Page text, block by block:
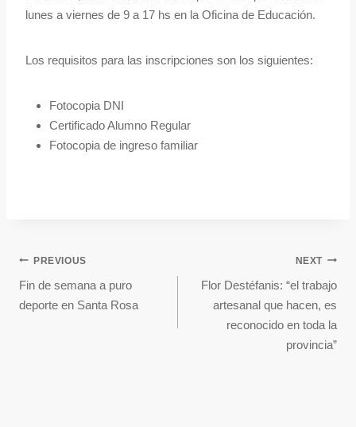
lunes a viernes de 9 a 17 hs en la Oficina de Educación.
Los requisitos para las inscripciones son los siguientes:
Fotocopia DNI
Certificado Alumno Regular
Fotocopia de ingreso familiar
PREVIOUS
Fin de semana a puro
deporte en Santa Rosa
NEXT
Flor Destéfanis: “el trabajo
artesanal que hacen, es
reconocido en toda la
provincia”